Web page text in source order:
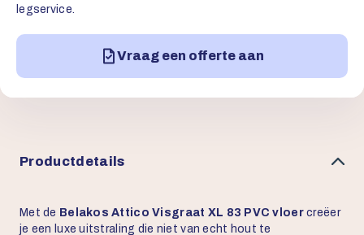
legservice.
Vraag een offerte aan
Productdetails
Met de Belakos Attico Visgraat XL 83 PVC vloercreëer
je een luxe uitstraling die niet van echt hout te